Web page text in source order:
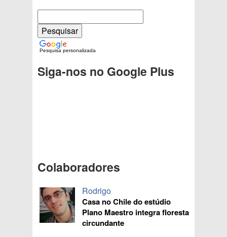
Pesquisa personalizada
Siga-nos no Google Plus
Colaboradores
Rodrigo
Casa no Chile do estúdio
Plano Maestro integra floresta
circundante